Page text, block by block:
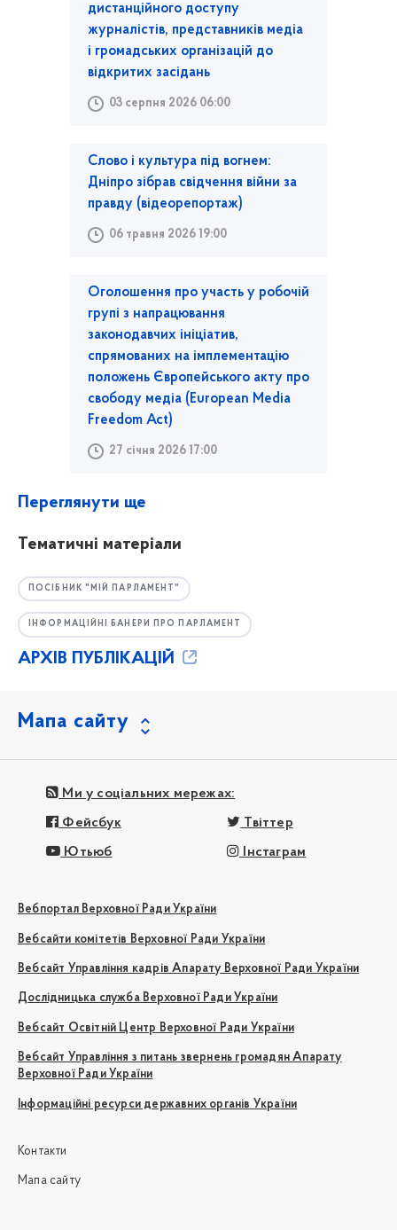
дистанційного доступу
журналістів, представників медіа
і громадських організацій до
відкритих засідань
03 серпня 2026 06:00
Слово і культура під вогнем:
Дніпро зібрав свідчення війни за
правду (відеорепортаж)
06 травня 2026 19:00
Оголошення про участь у робочій
групі з напрацювання
законодавчих ініціатив,
спрямованих на імплементацію
положень Європейського акту про
свободу медіа (European Media
Freedom Act)
27 січня 2026 17:00
Переглянути ще
Тематичні матеріали
ПОСІБНИК "МІЙ ПАРЛАМЕНТ"
ІНФОРМАЦІЙНІ БАНЕРИ ПРО ПАРЛАМЕНТ
АРХІВ ПУБЛІКАЦІЙ
Мапа сайту
Ми у соціальних мережах:
Фейсбук Твіттер
Ютьюб Інстаграм
Вебпортал Верховної Ради України
Вебсайти комітетів Верховної Ради України
Вебсайт Управління кадрів Апарату Верховної Ради України
Дослідницька служба Верховної Ради України
Вебсайт Освітній Центр Верховної Ради України
Вебсайт Управління з питань звернень громадян Апарату
Верховної Ради України
Інформаційні ресурси державних органів України
Контакти
Мапа сайту